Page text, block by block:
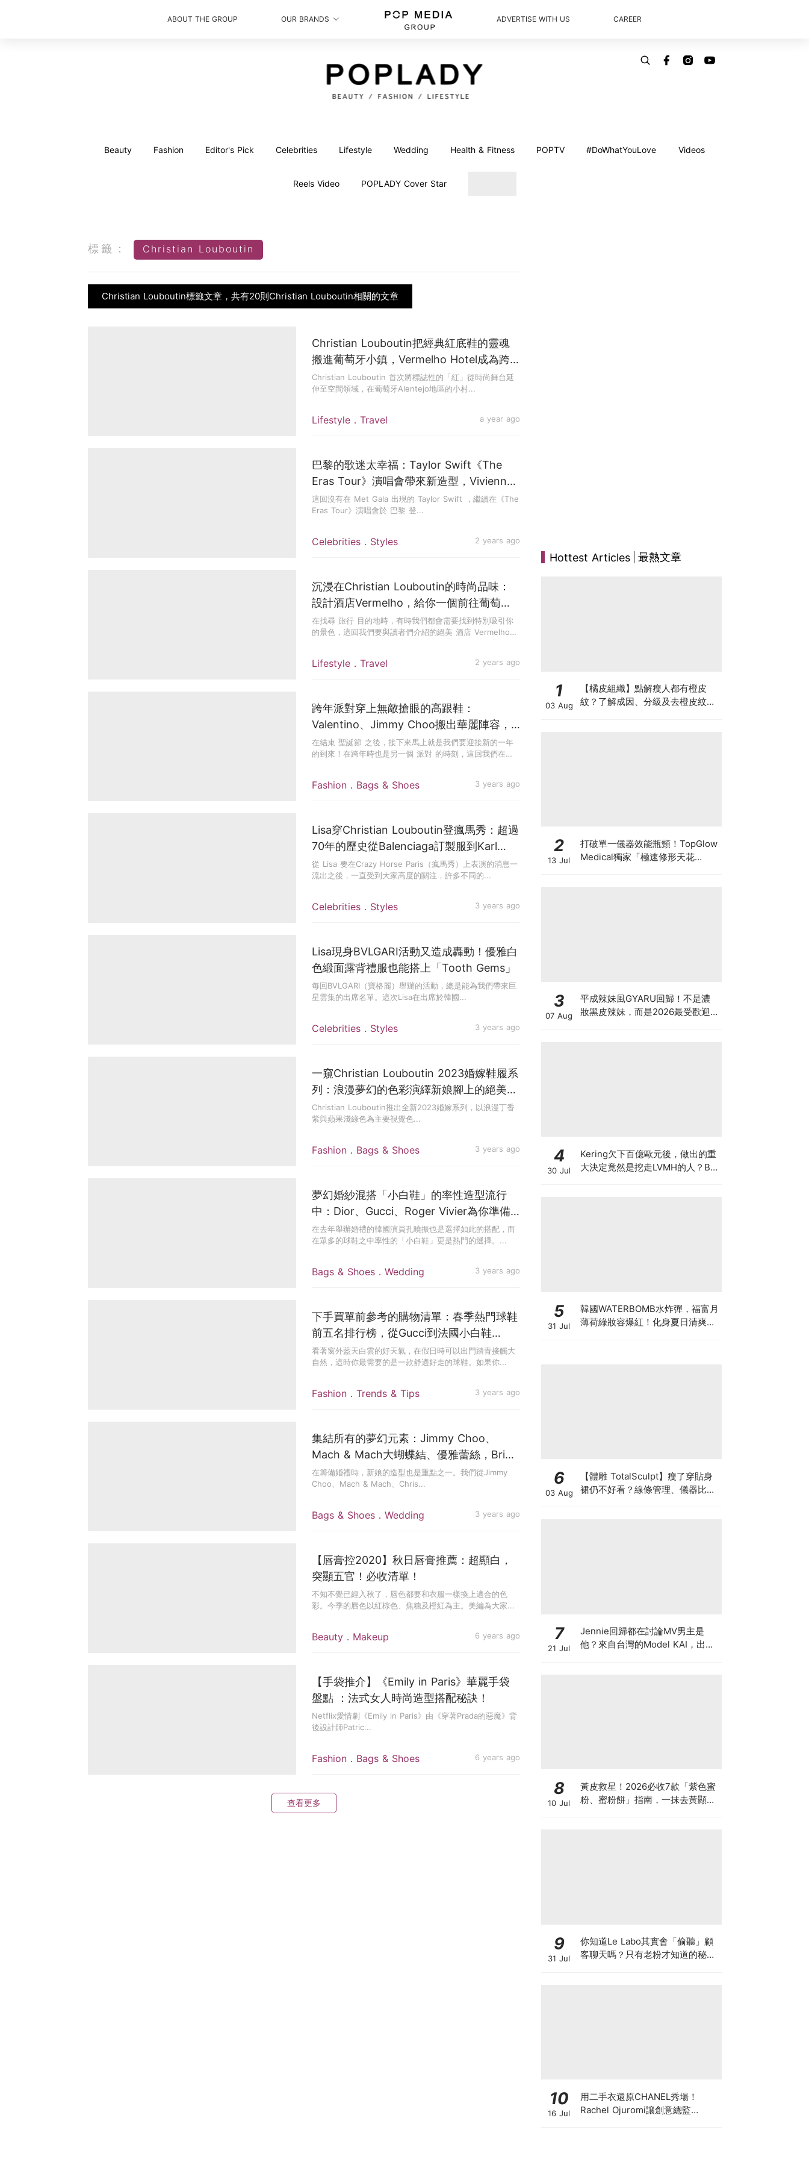
ABOUT THE GROUP OUR BRANDS ADVERTISE WITH US CAREER
Beauty Fashion Editor's Pick Celebrities Lifestyle Wedding Health & Fitness POPTV #DoWhatYouLove Videos
Reels Video POPLADY Cover Star
標籤： Christian Louboutin
Christian Louboutin標籤文章，共有20則Christian Louboutin相關的文章
Lifestyle．Travel a year ago
Christian Louboutin把經典紅底鞋的靈魂
搬進葡萄牙小鎮，Vermelho Hotel成為跨
界時尚與工藝的夢幻酒店！
Christian Louboutin 首次將標誌性的「紅」從時尚舞台延
伸至空間領域，在葡萄牙Alentejo地區的小村...
Celebrities．Styles 2 years ago
巴黎的歌迷太幸福：Taylor Swift《The
Eras Tour》演唱會帶來新造型，Vivienne
Westwood、Versace華麗登場
這回沒有在 Met Gala 出現的 Taylor Swift ，繼續在《The
Eras Tour》演唱會於 巴黎 登...
Lifestyle．Travel 2 years ago
沉浸在Christian Louboutin的時尚品味：
設計酒店Vermelho，給你一個前往葡萄牙
旅行的理由
在找尋 旅行 目的地時，有時我們都會需要找到特別吸引你
的景色，這回我們要與讀者們介紹的絕美 酒店 Vermelho，
Fashion．Bags & Shoes 3 years ago
跨年派對穿上無敵搶眼的高跟鞋：
Valentino、Jimmy Choo搬出華麗陣容，
蝴蝶結、水鑽讓你成為「女主角」
在結束 聖誕節 之後，接下來馬上就是我們要迎接新的一年
的到來！在跨年時也是另一個 派對 的時刻，這回我們在
Celebrities．Styles 3 years ago
Lisa穿Christian Louboutin登瘋馬秀：超過
70年的歷史從Balenciaga訂製服到Karl
Lagerfeld，翻開它的時尚篇章
從 Lisa 要在Crazy Horse Paris（瘋馬秀）上表演的消息一
流出之後，一直受到大家高度的關注，許多不同的...
Celebrities．Styles 3 years ago
Lisa現身BVLGARI活動又造成轟動！優雅白
色緞面露背禮服也能搭上「Tooth Gems」
每回BVLGARI（寶格麗）舉辦的活動，總是能為我們帶來巨
星雲集的出席名單。這次Lisa在出席於韓國...
Fashion．Bags & Shoes 3 years ago
一窺Christian Louboutin 2023婚嫁鞋履系
列：浪漫夢幻的色彩演繹新娘腳上的絕美亮
點！
Christian Louboutin推出全新2023婚嫁系列，以浪漫丁香
紫與蘋果淺綠色為主要視覺色...
Bags & Shoes．Wedding 3 years ago
夢幻婚紗混搭「小白鞋」的率性造型流行
中：Dior、Gucci、Roger Vivier為你準備
的「婚禮白色球鞋」清單
在去年舉辦婚禮的韓國演員孔曉振也是選擇如此的搭配，而
在眾多的球鞋之中率性的「小白鞋」更是熱門的選擇。...
Fashion．Trends & Tips 3 years ago
下手買單前參考的購物清單：春季熱門球鞋
前五名排行榜，從Gucci到法國小白鞋
Veja，榮登第一名是它！
看著窗外藍天白雲的好天氣，在假日時可以出門踏青接觸大
自然，這時你最需要的是一款舒適好走的球鞋。如果你...
Bags & Shoes．Wedding 3 years ago
集結所有的夢幻元素：Jimmy Choo、
Mach & Mach大蝴蝶結、優雅蕾絲，Bride
To Be的婚鞋購物清單
在籌備婚禮時，新娘的造型也是重點之一。我們從Jimmy
Choo、Mach & Mach、Chris...
Beauty．Makeup 6 years ago
【唇膏控2020】秋日唇膏推薦：超顯白，
突顯五官！必收清單！
不知不覺已經入秋了，唇色都要和衣服一樣換上適合的色
彩。今季的唇色以紅棕色、焦糖及橙紅為主。美編為大家...
Fashion．Bags & Shoes 6 years ago
【手袋推介】《Emily in Paris》華麗手袋
盤點 ：法式女人時尚造型搭配秘訣！
Netflix愛情劇《Emily in Paris》由《穿著Prada的惡魔》背
後設計師Patric...
查看更多
Hottest Articles 最熱文章
1
03 Aug
【橘皮組織】點解瘦人都有橙皮
紋？了解成因、分級及去橙皮紋改
2
13 Jul
打破單一儀器效能瓶頸！TopGlow
Medical獨家「極速修形天花
3
07 Aug
平成辣妹風GYARU回歸！不是濃
妝黑皮辣妹，而是2026最受歡迎
4
30 Jul
Kering欠下百億歐元後，做出的重
大決定竟然是挖走LVMH的人？BV
5
31 Jul
韓國WATERBOMB水炸彈，福富月
薄荷綠妝容爆紅！化身夏日清爽
6
03 Aug
【體雕 TotalSculpt】瘦了穿貼身
裙仍不好看？線條管理、儀器比較
7
21 Jul
Jennie回歸都在討論MV男主是
他？來自台灣的Model KAI，出演
8
10 Jul
黃皮救星！2026必收7款「紫色蜜
粉、蜜粉餅」指南，一抹去黃顯
9
31 Jul
你知道Le Labo其實會「偷聽」顧
客聊天嗎？只有老粉才知道的秘密
10
16 Jul
用二手衣還原CHANEL秀場！
Rachel Ojuromi讓創意總監